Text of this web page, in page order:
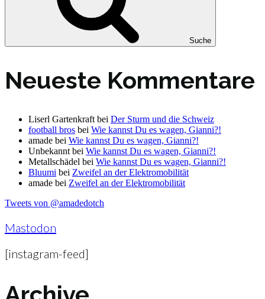
Suche
Neueste Kommentare
Liserl Gartenkraft bei Der Sturm und die Schweiz
football bros bei Wie kannst Du es wagen, Gianni?!
amade bei Wie kannst Du es wagen, Gianni?!
Unbekannt bei Wie kannst Du es wagen, Gianni?!
Metallschädel bei Wie kannst Du es wagen, Gianni?!
Bluumi bei Zweifel an der Elektromobilität
amade bei Zweifel an der Elektromobilität
Tweets von @amadedotch
Mastodon
[instagram-feed]